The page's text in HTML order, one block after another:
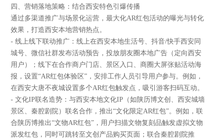
四、营销落地策略：结合西安特色引爆传播
通过多渠道推广与场景化运营，最大化AR红包活动的曝光与转化
效果，打造西安本地营销热点。
- 线上线下联动推广：线上在西安本地生活号、抖音/快手西安同
城号、微信社群发布活动预告，投放朋友圈本地广告（定向西安
用户）；线下在合作商户门店、景区入口、商圈大屏张贴活动海
报，设置“AR红包体验区”，安排工作人员引导用户参与。例如，
在西安大唐不夜城设置多个AR红包触发点，吸引游客扫码互动。
- 文化IP联名造势：与西安本地文化IP（如陕历博文创、西安城墙
景区、秦腔剧院）联名合作，推出“文化限定AR红包”。例如，联
合陕历博推出“文物AR红包”，用户扫描文物复刻品触发虚拟文物
派发红包，同时可跳转至文创产品购买页面；联合秦腔剧院推